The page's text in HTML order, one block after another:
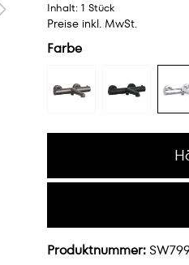
Inhalt: 1 Stück
Preise inkl. MwSt.
Farbe
Produktnummer: